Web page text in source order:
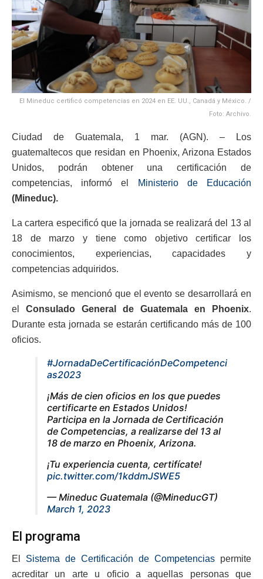
El Mineduc certificó competencias en 2024 en EE. UU., Canadá y México. /
Foto: Archivo.
Ciudad de Guatemala, 1 mar. (AGN). – Los
guatemaltecos que residan en Phoenix, Arizona Estados
Unidos, podrán obtener una certificación de
competencias, informó el
Ministerio de Educación
(Mineduc).
La cartera especificó que la jornada se realizará del 13 al
18 de marzo y tiene como objetivo certificar los
conocimientos, experiencias, capacidades y
competencias adquiridos.
Asimismo, se mencionó que el evento se desarrollará en
el Consulado General de Guatemala en Phoenix.
Durante esta jornada se estarán certificando más de 100
oficios.
#JornadaDeCertificaciónDeCompetenci
as2023
¡Más de cien oficios en los que puedes
certificarte en Estados Unidos!
Participa en la Jornada de Certificación
de Competencias, a realizarse del 13 al
18 de marzo en Phoenix, Arizona.
¡Tu experiencia cuenta, certifícate!
pic.twitter.com/1kddmJSWE5
— Mineduc Guatemala (@MineducGT)
March 1, 2023
El programa
El Sistema de Certificación de Competencias permite
acreditar un arte u oficio a aquellas personas que